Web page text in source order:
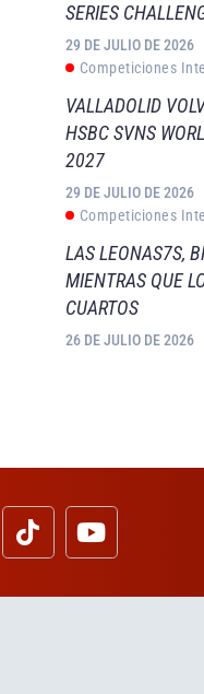
SERIES
29 DE JULIO DE 2026
Competiciones
VALLADOLID
HSBC SVNS
2027
29 DE JULIO DE 2026
Competiciones
LAS LEONAS7S,
MIENTRAS QUE
CUARTOS
26 DE JULIO DE 2026